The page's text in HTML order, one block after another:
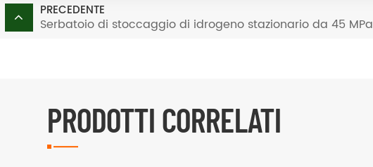
PRECEDENTE
Serbatoio di stoccaggio di idrogeno stazionario da 45 MPa
PRODOTTI CORRELATI